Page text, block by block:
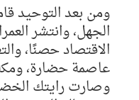
ومن بعد التوحيد
الجهل، وانتشر
الاقتصاد حصنًا،
عاصمة حضارة،
وصارت رايتك